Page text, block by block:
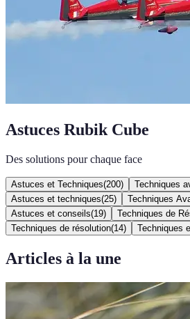
Astuces Rubik Cube
Des solutions pour chaque face
Astuces et Techniques(200) Techniques
Astuces et techniques(25) Techniques
Astuces et conseils(19) Techniques de
Techniques de résolution(14) Techniques
Articles à la une